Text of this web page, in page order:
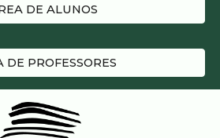
DE ALUNOS
DE PROFESSORES